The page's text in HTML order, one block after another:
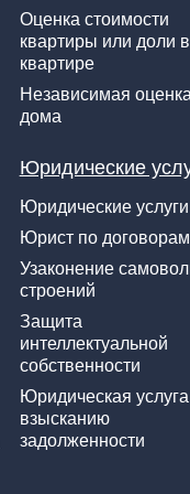
Оценка стоимости
квартиры или доли в
квартире
Независимая оценка
дома
Юридические
Юридические услуги
Юрист по договорам
Узаконение
строений
Защита
интеллектуальной
собственности
Юридическая
взысканию
задолженности